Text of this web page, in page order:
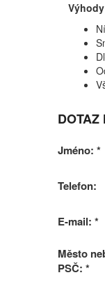
DOTAZ
Jméno: *
Telefon:
E-mail: *
Město
PSČ: *